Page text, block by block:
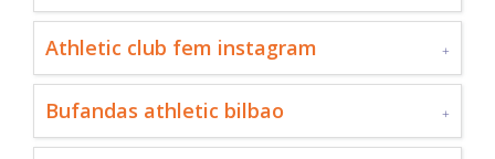
Athletic club fem instagram
Bufandas athletic bilbao